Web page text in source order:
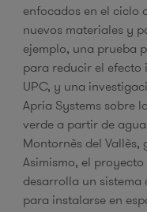
enfocados en el ciclo
nuevos materiales y
ejemplo, una prueba
para reducir el efecto
UPC, y una
Apria Systems sobre
verde a partir de
Montornès del
Asimismo, el
desarrolla un sistema
para instalarse en